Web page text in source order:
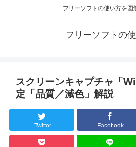
フリーソフトの使い方を図
フリーソフトの
スクリーンキャプチャ「
定「品質／減色」解説
Twitter Facebook